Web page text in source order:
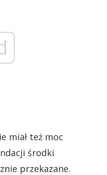
miał też moc
środki
przekazane.